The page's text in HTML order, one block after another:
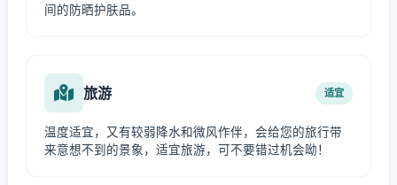
间的防晒护肤品。
旅游 适宜
温度适宜，又有较弱降水和微风作伴，会给您的旅行带
来意想不到的景象，适宜旅游，可不要错过机会呦！